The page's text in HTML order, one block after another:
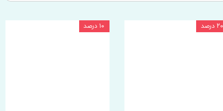
۲۰ درصد ۱۰ درصد